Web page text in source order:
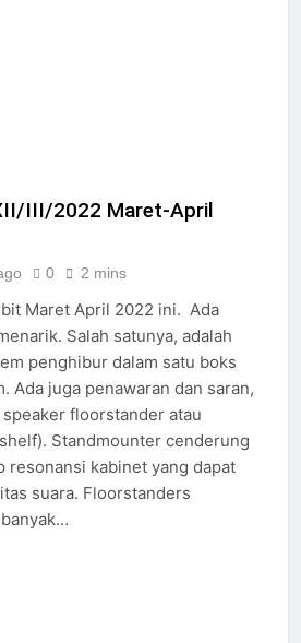
III/2022 Maret-April
0 2 mins
Maret April 2022 ini. Ada
Salah satunya, adalah
penghibur dalam satu boks
Ada juga penawaran dan saran,
floorstander atau
Standmounter cenderung
resonansi kabinet yang dapat
suara. Floorstanders